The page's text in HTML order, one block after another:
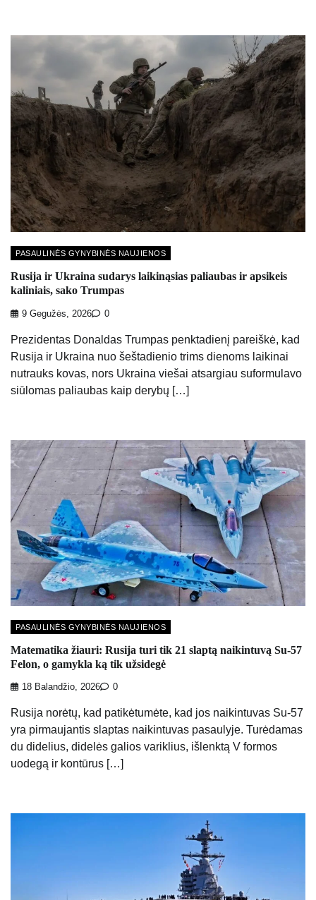
PASAULINĖS GYNYBINĖS NAUJIENOS
Rusija ir Ukraina sudarys laikinąsias paliaubas ir apsikeis
kaliniais, sako Trumpas
9 Gegužės, 2026 0
Prezidentas Donaldas Trumpas penktadienį pareiškė, kad
Rusija ir Ukraina nuo šeštadienio trims dienoms laikinai
nutrauks kovas, nors Ukraina viešai atsargiau suformulavo
siūlomas paliaubas kaip derybų […]
PASAULINĖS GYNYBINĖS NAUJIENOS
Matematika žiauri: Rusija turi tik 21 slaptą naikintuvą Su-57
Felon, o gamykla ką tik užsidegė
18 Balandžio, 2026 0
Rusija norėtų, kad patikėtumėte, kad jos naikintuvas Su-57
yra pirmaujantis slaptas naikintuvas pasaulyje. Turėdamas
du didelius, didelės galios variklius, išlenktą V formos
uodegą ir kontūrus […]